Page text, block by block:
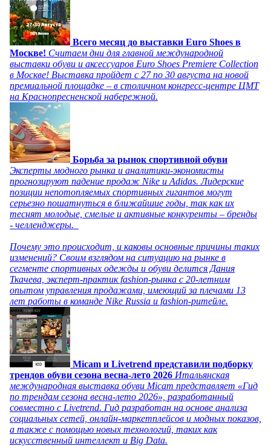
Всего месяц до выставки Euro Shoes в
Москве! Считаем дни для главной международной
выставки обуви и аксессуаров Euro Shoes Premiere Collection
в Москве! Выставка пройдет с 27 по 30 августа на новой
премиальной площадке – в столичном конгресс-центре ЦМТ
на Краснопресненской набережной.
Борьба за рынок спортивной обуви
Эксперты модного рынка и аналитики-экономисты
прогнозируют падение продаж Nike и Adidas. Лидерские
позиции непотопляемых спортивных гигантов могут
серьезно пошатнуться в ближайшие годы, так как их
теснят молодые, смелые и активные конкуренты – бренды
- челленджеры.
Почему это происходит, и каковы основные причины таких
изменений? Своим взглядом на ситуацию на рынке в
сегменте спортивных одежды и обуви делится Дания
Ткачева, эксперт-практик fashion-рынка с 20-летним
опытом управления продажами, имеющий за плечами 13
лет работы в команде Nike Russia и fashion-ритейле.
Micam и Livetrend представили подборку
трендов обуви сезона весна-лето 2026 Итальянская
международная выставка обуви Micam представляет «Гид
по трендам сезона весна-лето 2026», разработанный
совместно с Livetrend. Гид разработан на основе анализа
социальных сетей, онлайн-маркетплейсов и модных показов,
а также с помощью новых технологий, таких как
искусственный интеллект и Big Data.